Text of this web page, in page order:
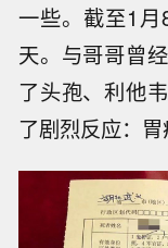
一些。截至1
天。与哥哥曾
了头孢、利他
了剧烈反应：胃